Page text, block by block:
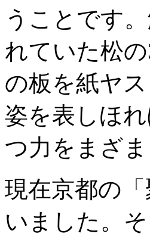
うことです
れていた松
の板を紙ヤ
姿を表しほ
つ力をまざ
現在京都の
いました。